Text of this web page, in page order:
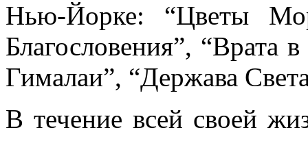
Нью-Йорке: “Цветы
Благословения”, “Врата
Гималаи”, “Держава
В течение всей своей